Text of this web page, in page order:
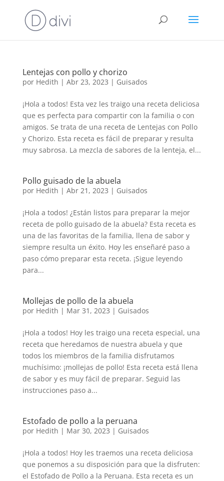
Lentejas con pollo y chorizo
por Hedith | Abr 23, 2023 | Guisados
¡Hola a todos! Esta vez les traigo una receta deliciosa
que es perfecta para compartir con la familia o con
amigos. Se trata de una receta de Lentejas con Pollo
y Chorizo. Esta receta es fácil de preparar y resulta
muy sabrosa. La mezcla de sabores de la lenteja, el...
Pollo guisado de la abuela
por Hedith | Abr 21, 2023 | Guisados
¡Hola a todos! ¿Están listos para preparar la mejor
receta de pollo guisado de la abuela? Esta receta es
una de las favoritas de la familia, llena de sabor y
siempre resulta un éxito. Hoy les enseñaré paso a
paso cómo preparar esta receta. ¡Sigue leyendo
para...
Mollejas de pollo de la abuela
por Hedith | Mar 31, 2023 | Guisados
¡Hola a todos! Hoy les traigo una receta especial, una
receta que heredamos de nuestra abuela y que
todos los miembros de la familia disfrutamos
muchísimo: ¡mollejas de pollo! Esta receta está llena
de sabor y es muy fácil de preparar. Seguid las
instrucciones paso a...
Estofado de pollo a la peruana
por Hedith | Mar 30, 2023 | Guisados
¡Hola a todos! Hoy les traemos una receta deliciosa
que ponemos a su disposición para que la disfruten:
el Estofado de Pollo a la Peruana. Esta receta es un